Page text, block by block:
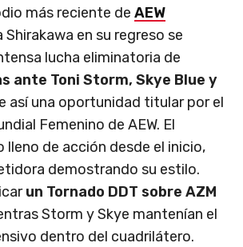
más reciente de AEW
Shirakawa en su regreso se
lucha eliminatoria de
ante Toni Storm, Skye Blue y
así una oportunidad titular por el
Femenino de AEW. El
de acción desde el inicio,
demostrando su estilo.
un Tornado DDT sobre AZM
Storm y Skye mantenían el
dentro del cuadrilátero.